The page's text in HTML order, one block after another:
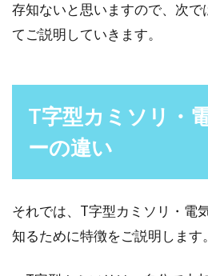
ソリと電気シェ
使っていま...
髭剃りにベ
の？平均時
といって、雑...
存知ないと思いますので、次で
てご説明していきます。
T字型カミソリ・
ーの違い
それでは、T字型カミソリ・電
知るために特徴をご説明します。